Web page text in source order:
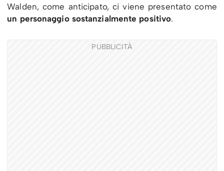
Walden, come anticipato, ci viene presentato come
un personaggio sostanzialmente positivo.
PUBBLICITÀ